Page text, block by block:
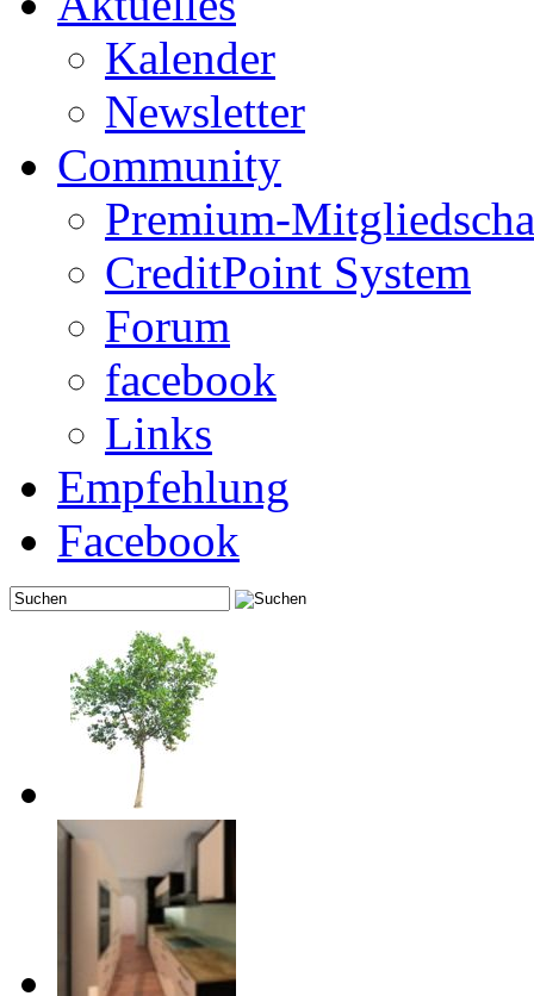
Kalender
Newsletter
Community
Premium-
CreditPoint System
Forum
facebook
Links
Empfehlung
Facebook